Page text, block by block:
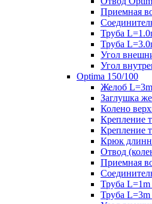
Приемная
Труба
Труба
Угол
Угол
Optima 150/100
Желоб
Заглушка
Колено
Крепление
Крепление
Крюк
Отвод
Приемная
Труба
Труба